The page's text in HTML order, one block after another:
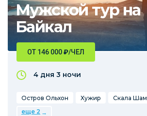
Мужской тур на
Байкал
ОТ 146 000₽/ЧЕЛ
4 дня 3 ночи
Остров Ольхон Хужир
Скала
еще 2